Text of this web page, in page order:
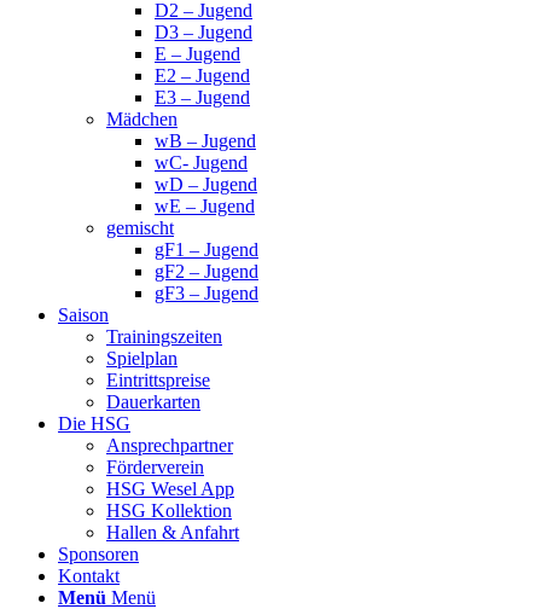
D2 – Jugend
D3 – Jugend
E – Jugend
E2 – Jugend
E3 – Jugend
Mädchen
wB – Jugend
wC- Jugend
wD – Jugend
wE – Jugend
gemischt
gF1 – Jugend
gF2 – Jugend
gF3 – Jugend
Saison
Trainingszeiten
Spielplan
Eintrittspreise
Dauerkarten
Die HSG
Ansprechpartner
Förderverein
HSG Wesel App
HSG Kollektion
Hallen & Anfahrt
Sponsoren
Kontakt
Menü Menü